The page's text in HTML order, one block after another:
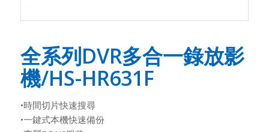
全系列DVR多合一錄放影
機/HS-HR631F
•時間切片快速搜尋
•一鍵式本機快速備份